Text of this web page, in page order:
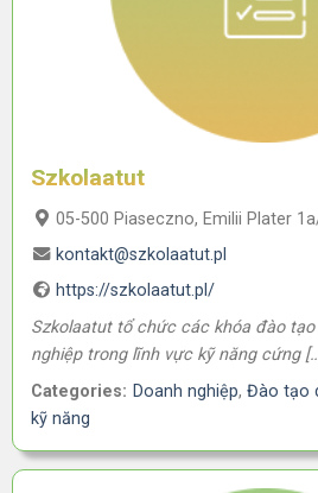
Szkolaatut
05-500 Piaseczno, Emilii Plater
kontakt@szkolaatut.pl
https://szkolaatut.pl/
Szkolaatut tổ chức các khóa đào
nghiệp trong lĩnh vực kỹ năng cứng
Categories: Doanh nghiệp, Đào tạo
kỹ năng